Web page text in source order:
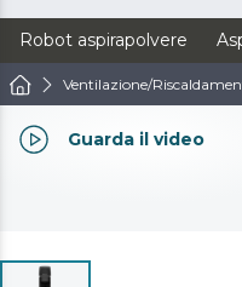
Robot aspirapolvere
Ventilazione/
Guarda il video